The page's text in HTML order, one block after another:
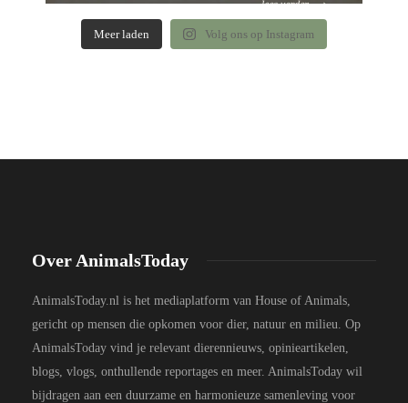
Meer laden Volg ons op Instagram
Over AnimalsToday
AnimalsToday.nl is het mediaplatform van House of Animals,
gericht op mensen die opkomen voor dier, natuur en milieu. Op
AnimalsToday vind je relevant dierennieuws, opinieartikelen,
blogs, vlogs, onthullende reportages en meer. AnimalsToday wil
bijdragen aan een duurzame en harmonieuze samenleving voor